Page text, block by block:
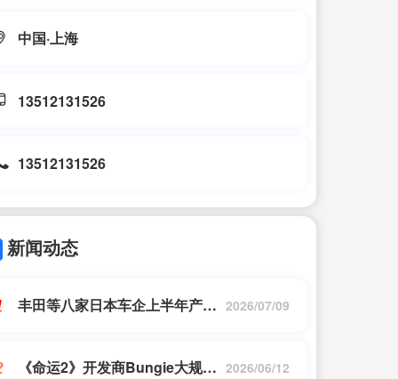
中国·上海
13512131526
13512131526
新闻动态
丰田等八家日本车企上半年产能 2026/07/09
《命运2》开发商Bungie大规模 2026/06/12